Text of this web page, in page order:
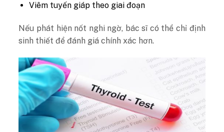
Viêm tuyến giáp theo giai đoạn
Nếu phát hiện nốt nghi ngờ, bác sĩ có thể chỉ định
sinh thiết để đánh giá chính xác hơn.